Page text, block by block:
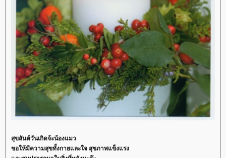
สุขสันต์วันเกิดจ้ะน้องแมว
ขอให้มีความสุขทั้งกายและใจ สุขภาพแข็งแรง